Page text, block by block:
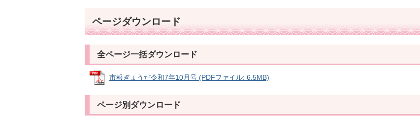
ページダウンロード
全ページ一括ダウンロード
市報ぎょうだ令和7年10月号 (PDFファイル: 6.5MB)
ページ別ダウンロード